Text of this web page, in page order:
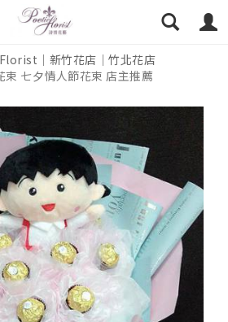
｜新竹花店｜竹北花店
束 七夕情人節花束 店主推薦